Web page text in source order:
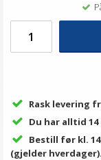
Rask levering
Du har alltid
Bestill før kl.
(gjelder hverdager).